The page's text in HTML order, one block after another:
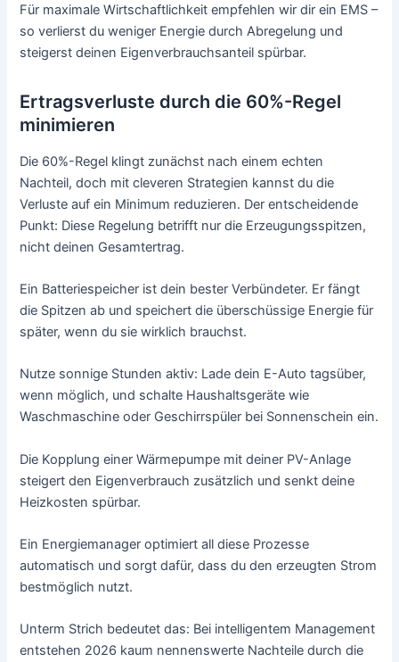
Für maximale Wirtschaftlichkeit empfehlen wir dir ein EMS –
so verlierst du weniger Energie durch Abregelung und
steigerst deinen Eigenverbrauchsanteil spürbar.
Ertragsverluste durch die 60%-Regel
minimieren
Die 60%-Regel klingt zunächst nach einem echten
Nachteil, doch mit cleveren Strategien kannst du die
Verluste auf ein Minimum reduzieren. Der entscheidende
Punkt: Diese Regelung betrifft nur die Erzeugungsspitzen,
nicht deinen Gesamtertrag.
Ein Batteriespeicher ist dein bester Verbündeter. Er fängt
die Spitzen ab und speichert die überschüssige Energie für
später, wenn du sie wirklich brauchst.
Nutze sonnige Stunden aktiv: Lade dein E-Auto tagsüber,
wenn möglich, und schalte Haushaltsgeräte wie
Waschmaschine oder Geschirrspüler bei Sonnenschein ein.
Die Kopplung einer Wärmepumpe mit deiner PV-Anlage
steigert den Eigenverbrauch zusätzlich und senkt deine
Heizkosten spürbar.
Ein Energiemanager optimiert all diese Prozesse
automatisch und sorgt dafür, dass du den erzeugten Strom
bestmöglich nutzt.
Unterm Strich bedeutet das: Bei intelligentem Management
entstehen 2026 kaum nennenswerte Nachteile durch die